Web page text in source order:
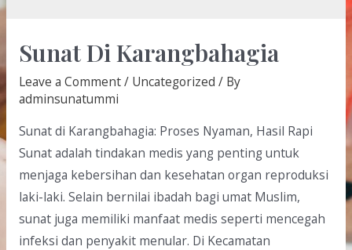
Sunat Di Karangbahagia
Leave a Comment/ Uncategorized / By
adminsunatummi
Sunat di Karangbahagia: Proses Nyaman, Hasil Rapi
Sunat adalah tindakan medis yang penting untuk
menjaga kebersihan dan kesehatan organ reproduksi
laki-laki. Selain bernilai ibadah bagi umat Muslim,
sunat juga memiliki manfaat medis seperti mencegah
infeksi dan penyakit menular. Di Kecamatan